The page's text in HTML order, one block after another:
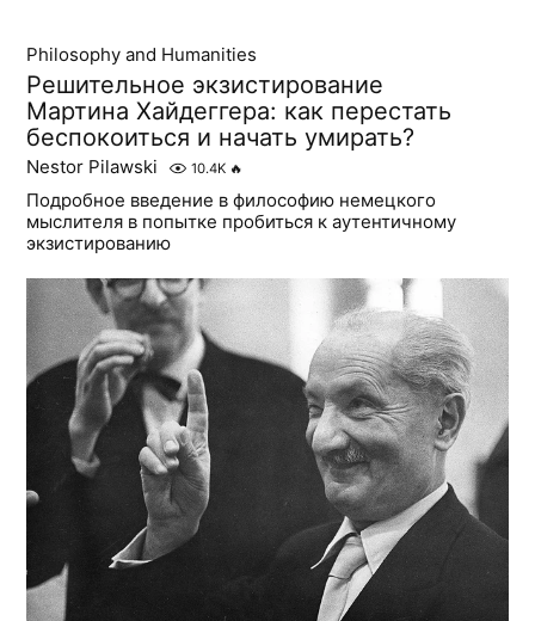
Philosophy and Humanities
Решительное экзистирование
Мартина Хайдеггера: как перестать
беспокоиться и начать умирать?
Nestor Pilawski 10.4K 🔥
Подробное введение в философию немецкого
мыслителя в попытке пробиться к аутентичному
экзистированию